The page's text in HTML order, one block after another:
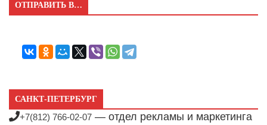
ОТПРАВИТЬ В…
САНКТ-ПЕТЕРБУРГ
+7(812) 766-02-07 — отдел рекламы и маркетинга